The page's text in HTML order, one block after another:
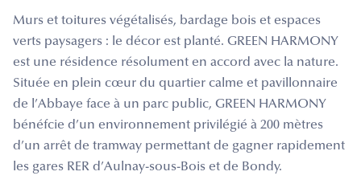
Murs et toitures végétalisés, bardage bois et espaces
verts paysagers : le décor est planté. GREEN HARMONY
est une résidence résolument en accord avec la nature.
Située en plein cœur du quartier calme et pavillonnaire
de l’Abbaye face à un parc public, GREEN HARMONY
bénéfcie d’un environnement privilégié à 200 mètres
d’un arrêt de tramway permettant de gagner rapidement
les gares RER d’Aulnay-sous-Bois et de Bondy.